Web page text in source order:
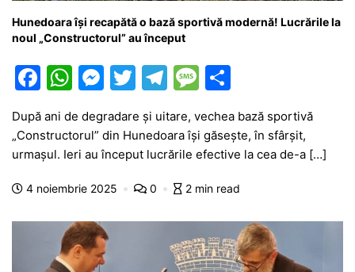
Hunedoara își recapătă o bază sportivă modernă! Lucrările la
noul „Constructorul” au început
F
c
e
b
o
o
k
W
at
s
A
p
p
M
s
s
e
g
er
T
w
itt
er
T
e
gr
a
m
M
s
s
a
e
ta
je
a
ă
După ani de degradare și uitare, vechea bază sportivă
„Constructorul” din Hunedoara își găsește, în sfârșit,
urmașul. Ieri au început lucrările efective la cea de-a […]
4 noiembrie 2025 0 2 min read